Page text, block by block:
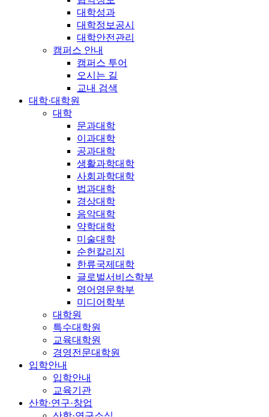
대학성과
대학정보공시
대학안전관리
캠퍼스 안내
캠퍼스 투어
오시는 길
교내 검색
대학·대학원
대학
문과대학
이과대학
공과대학
생활과학대학
사회과학대학
법과대학
경상대학
음악대학
약학대학
미술대학
순헌칼리지
한류국제대학
글로벌서비스학부
영어영문학부
미디어학부
대학원
특수대학원
교육대학원
경영전문대학원
입학안내
입학안내
교육기관
산학·연구·창업